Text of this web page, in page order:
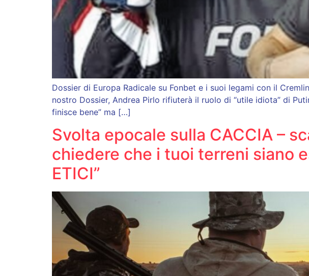
Dossier di Europa Radicale su Fonbet e i suoi legami con il
nostro Dossier, Andrea Pirlo rifiuterà il ruolo di “utile idiota” di
finisce bene” ma […]
Svolta epocale sulla CACCIA –
chiedere che i tuoi terreni siano
ETICI”